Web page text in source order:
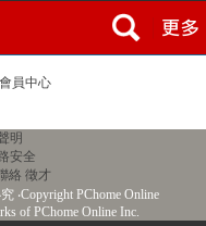
會員中心
明
安全
絡 徵才
‧Copyright PChome Online
of PChome Online Inc.